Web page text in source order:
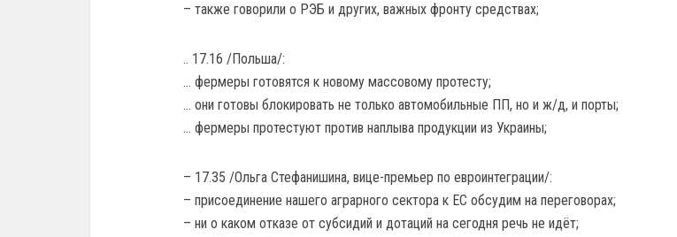
– также говорили о РЭБ и других, важных фронту средствах;
.. 17.16 /Польша/:
… фермеры готовятся к новому массовому протесту;
… они готовы блокировать не только автомобильные ПП, но и ж/д, и порты;
… фермеры протестуют против наплыва продукции из Украины;
– 17.35 /Ольга Стефанишина, вице-премьер по евроинтеграции/:
– присоединение нашего аграрного сектора к ЕС обсудим на переговорах;
– ни о каком отказе от субсидий и дотаций на сегодня речь не идёт;